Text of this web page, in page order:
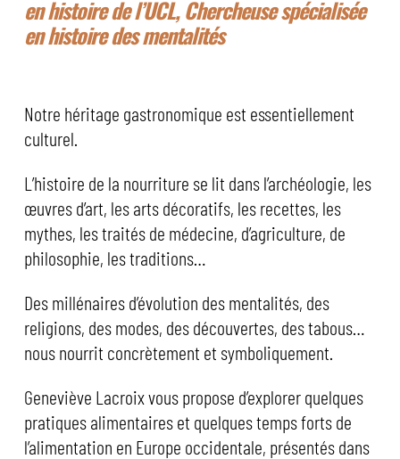
en histoire de l’UCL, Chercheuse spécialisée
en histoire des mentalités
Notre héritage gastronomique est essentiellement
culturel.
L’histoire de la nourriture se lit dans l’archéologie, les
œuvres d’art, les arts décoratifs, les recettes, les
mythes, les traités de médecine, d’agriculture, de
philosophie, les traditions…
Des millénaires d’évolution des mentalités, des
religions, des modes, des découvertes, des tabous…
nous nourrit concrètement et symboliquement.
Geneviève Lacroix vous propose d’explorer quelques
pratiques alimentaires et quelques temps forts de
l’alimentation en Europe occidentale, présentés dans